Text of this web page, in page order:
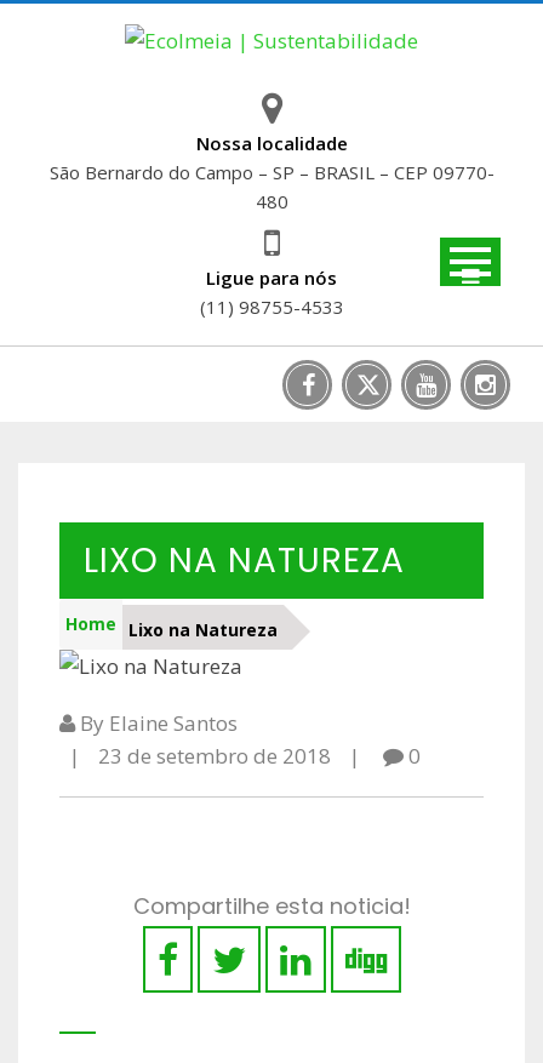
Nossa localidade
São Bernardo do Campo – SP – BRASIL – CEP 09770-
480
Ligue para nós
(11) 98755-4533
LIXO NA NATUREZA
Home Lixo na Natureza
By Elaine Santos
23 de setembro de 2018
0
Compartilhe esta noticia!